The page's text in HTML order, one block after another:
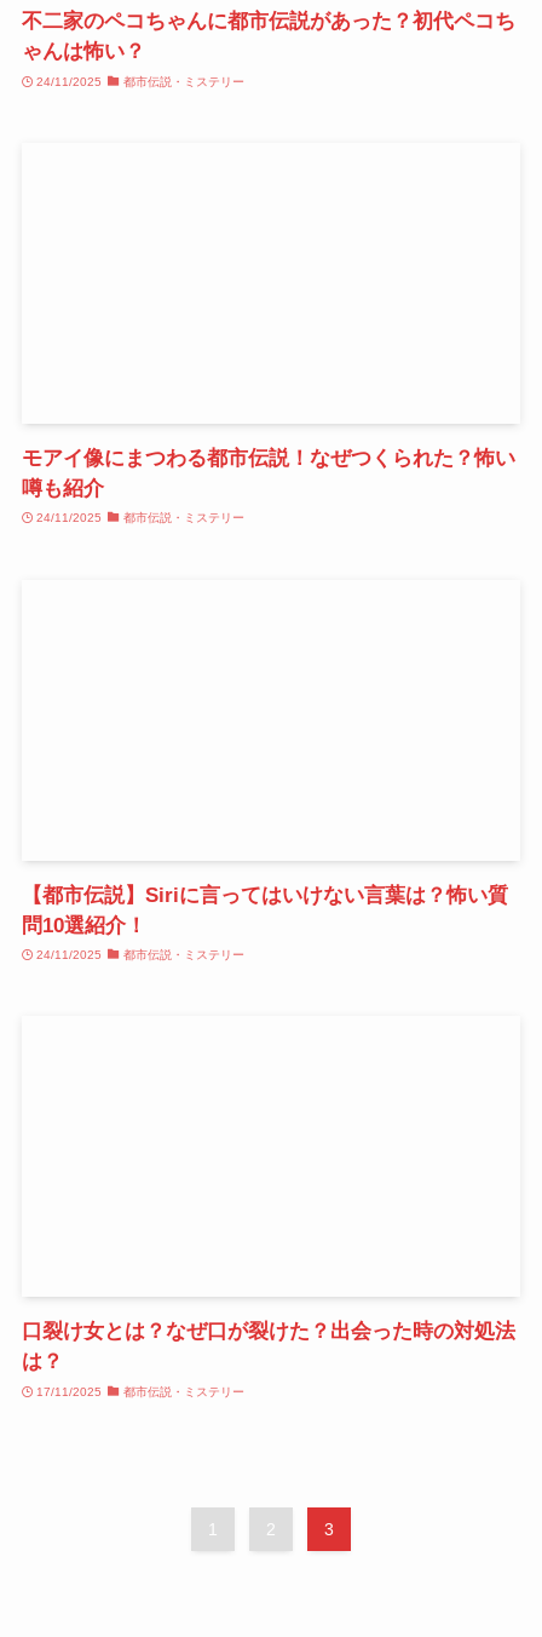
不二家のペコちゃんに都市伝説があった？初代ペコち
ゃんは怖い？
24/11/2025 都市伝説・ミステリー
モアイ像にまつわる都市伝説！なぜつくられた？怖い
噂も紹介
24/11/2025 都市伝説・ミステリー
【都市伝説】Siriに言ってはいけない言葉は？怖い質
問10選紹介！
24/11/2025 都市伝説・ミステリー
口裂け女とは？なぜ口が裂けた？出会った時の対処法
は？
17/11/2025 都市伝説・ミステリー
1 2 3